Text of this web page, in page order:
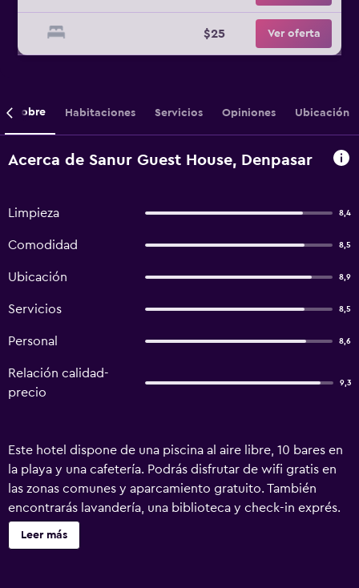
$25 Ver oferta
Sobre Habitaciones Servicios Opiniones Ubicación
Acerca de Sanur Guest House, Denpasar
Limpieza 8,4
Comodidad 8,5
Ubicación 8,9
Servicios 8,5
Personal 8,6
Relación calidad-
precio
9,3
Este hotel dispone de una piscina al aire libre, 10 bares en
la playa y una cafetería. Podrás disfrutar de wifi gratis en
las zonas comunes y aparcamiento gratuito. También
encontrarás lavandería, una biblioteca y check-in exprés.
Sanur Guest House ofrece 8 alojamientos con aire
acondicionado y artículos de higiene personal gratuitos.
Leer más